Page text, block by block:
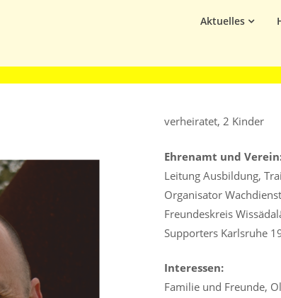
Aktuelles
verheiratet, 2 Kinder
Ehrenamt und
Leitung Ausbildung,
Organisator
Freundeskreis
Supporters Karlsruhe
Interessen:
Familie und Freunde,